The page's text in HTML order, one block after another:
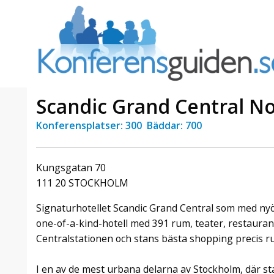
Scandic Grand Central
Konferensplatser: 300 Bäddar: 700
Kungsgatan 70
111 20 STOCKHOLM
Signaturhotellet Scandic Grand Central som med
one-of-a-kind-hotell med 391 rum, teater,
Centralstationen och stans bästa shopping precis
I en av de mest urbana delarna av Stockholm, där
av att
här är
Erbjudande från Sheraton
Julerbjudande
Välkommen att fira in julen
november och 19 december
förvandlar vi våra lokaler till en
stämningsfull mötesplats där